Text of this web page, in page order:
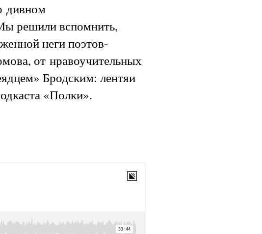
дивном
решили вспомнить,
неги поэтов-
от нравоучительных
Бродским: лентяи
«Полки».